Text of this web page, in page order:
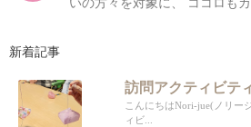
新着記事
訪問アクティビテ
こんにちはNori-jue(ノリー
ィビ...